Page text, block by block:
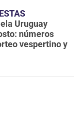
Uruguay
números
vespertino y